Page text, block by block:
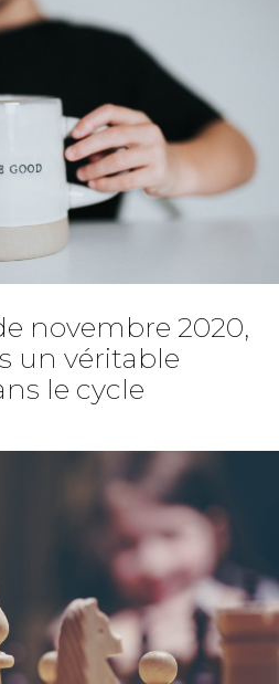
novembre 2020,
un véritable
le cycle